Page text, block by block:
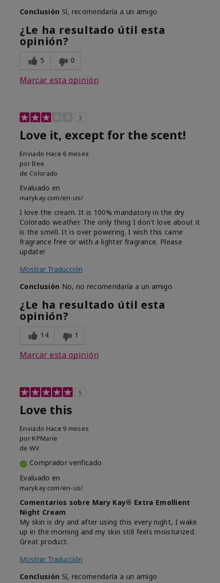
Conclusión Sí, recomendaría a un amigo
¿Le ha resultado útil esta
opinión?
5 0
Marcar esta opinión
3
Love it, except for the scent!
Enviado Hace 6 meses
por Bee
de Colorado
Evaluado en
marykay.com/en-us/
I love the cream. It is 100% mandatory in the dry
Colorado weather. The only thing I don't love about it
is the smell. It is over powering. I wish this came
fragrance free or with a lighter fragrance. Please
update!
Mostrar Traducción
Conclusión No, no recomendaría a un amigo
¿Le ha resultado útil esta
opinión?
14 1
Marcar esta opinión
5
Love this
Enviado Hace 9 meses
por KPMarie
de WV
Comprador verificado
Evaluado en
marykay.com/en-us/
Comentarios sobre Mary Kay® Extra Emollient
Night Cream
My skin is dry and after using this every night, I wake
up in the morning and my skin still feels moisturized.
Great product.
Mostrar Traducción
Conclusión Sí, recomendaría a un amigo